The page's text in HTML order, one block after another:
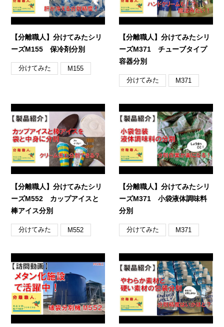
【分離職人】分けてみたシリ
ーズM155 保冷剤分別
分けてみた M155
【分離職人】分けてみたシリ
ーズM371 チューブタイプ
容器分別
分けてみた M371
【分離職人】分けてみたシリ
ーズM552 カップアイスと
棒アイス分別
分けてみた M552
【分離職人】分けてみたシリ
ーズM371 小袋液体調味料
分別
分けてみた M371